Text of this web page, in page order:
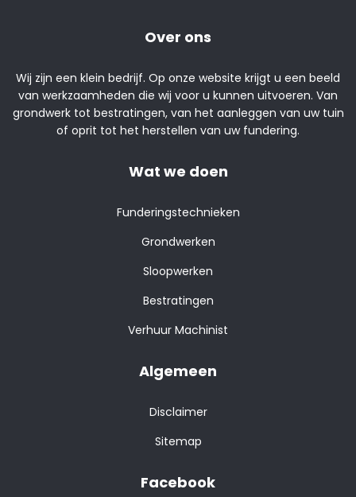
Over ons
Wij zijn een klein bedrijf. Op onze website krijgt u een beeld
van werkzaamheden die wij voor u kunnen uitvoeren. Van
grondwerk tot bestratingen, van het aanleggen van uw tuin
of oprit tot het herstellen van uw fundering.
Wat we doen
Funderingstechnieken
Grondwerken
Sloopwerken
Bestratingen
Verhuur Machinist
Algemeen
Disclaimer
Sitemap
Facebook